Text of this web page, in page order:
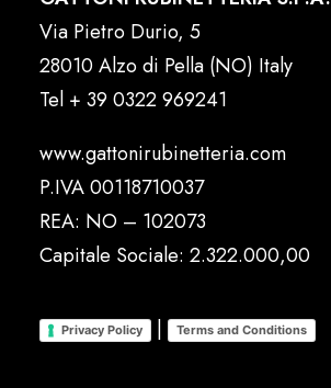
Via Pietro Durio, 5
28010 Alzo di Pella (NO) Italy
Tel + 39 0322 969241
www.gattonirubinetteria.com
P.IVA 00118710037
REA: NO – 102073
Capitale Sociale: 2.322.000,00
Privacy Policy | Terms and Conditions